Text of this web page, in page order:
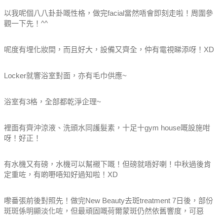
以我呢個八八卦卦嘅性格，做完facial當然唔會即刻走啦！周圍參
觀一下先！^^
呢度有埋化妝間，而且好大，設備又齊全，仲有電視睇添呀！XD
Locker就響浴室對面，亦有毛巾供應~
浴室有3格，全部都乾淨企理~
裡面有齊沖涼液、洗頭水同護髮素，十足十gym house嘅設施咁
呀！好正！
有水機又有磅，水機可以幫襯下嘅！但磅就唔好喇！中秋過後肯
定重咗，有啲嘢唔知好過知啦！XD
嚟番張前後對照先！做完New Beauty去斑treatment 7日後，部份
斑斑係明顯淡化咗，但最頑固嘅荷爾蒙斑仍然依舊響度，可惡